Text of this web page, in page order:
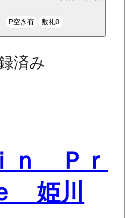
P空き有 敷礼0
済み
ｎ Ｐｒ
姫川